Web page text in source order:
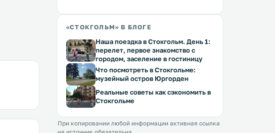
«СТОКГОЛЬМ» В БЛОГЕ
Наша поездка в Стокгольм. День 1:
перелет, первое знакомство с
городом, заселение в гостиницу
Что посмотреть в Стокгольме:
музейный остров Юргорден
Реальные советы как сэкономить в
Стокгольме
При копировании любой информации активная ссылка